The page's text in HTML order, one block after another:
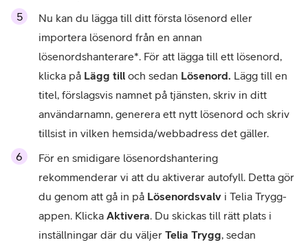
Nu kan du lägga till ditt första lösenord eller
importera lösenord från en annan
lösenordshanterare*. För att lägga till ett lösenord,
klicka på Lägg till och sedan Lösenord. Lägg till en
titel, förslagsvis namnet på tjänsten, skriv in ditt
användarnamn, generera ett nytt lösenord och skriv
tillsist in vilken hemsida/webbadress det gäller.
För en smidigare lösenordshantering
rekommenderar vi att du aktiverar autofyll. Detta gör
du genom att gå in på Lösenordsvalv i Telia Trygg-
appen. Klicka Aktivera. Du skickas till rätt plats i
inställningar där du väljer Telia Trygg